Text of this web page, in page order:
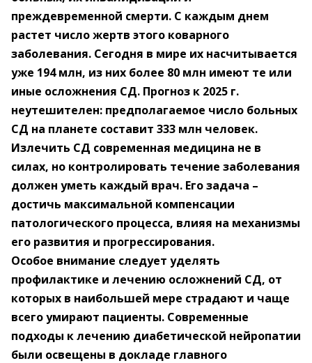
преждевременной смерти. С каждым днем
растет число жертв этого коварного
заболевания. Сегодня в мире их насчитывается
уже 194 млн, из них более 80 млн имеют те или
иные осложнения СД. Прогноз к 2025 г.
неутешителен: предполагаемое число больных
СД на планете составит 333 млн человек.
Излечить СД современная медицина не в
силах, но контролировать течение заболевания
должен уметь каждый врач. Его задача –
достичь максимальной компенсации
патологического процесса, влияя на механизмы
его развития и прогрессирования.
Особое внимание следует уделять
профилактике и лечению осложнений СД, от
которых в наибольшей мере страдают и чаще
всего умирают пациенты. Современные
подходы к лечению диабетической нейропатии
были освещены в докладе главного